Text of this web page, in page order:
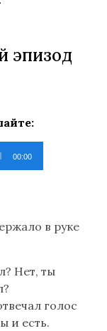
эпизод
:
00:00
в руке
Нет, ты
голос
и есть.